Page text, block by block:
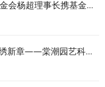
热烈欢迎 | 中国绿色碳汇基金会杨超理事长携基金会理事会成员们莅临棠潮园艺科技调研与指导
以花为媒，共绘两岸园艺锦绣新章——棠潮园艺科技迎台湾参访团交流盛事